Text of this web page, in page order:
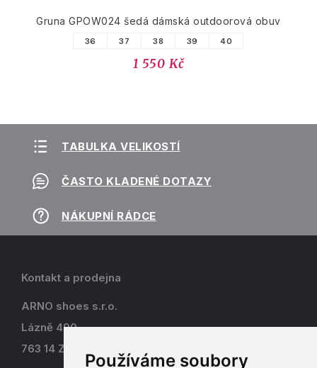
Používáme soubory
Gruna GPOW024 šedá dámská outdoorová obuv
36 37 38 39 40
1 550 Kč
TABULKA VELIKOSTÍ
ČASTO KLADENÉ DOTAZY
NÁKUPNÍ RÁDCE
Kontakt a prodejna
ARNO shoes s.r.o.
Lázně 490
763 14 Zlín - Kostelec